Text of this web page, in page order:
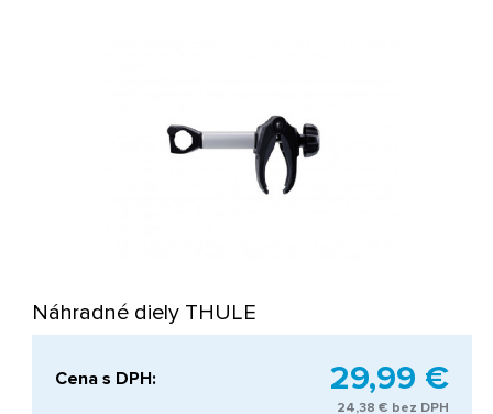
Náhradné diely THULE
Cena s DPH: 29,99 €
24,38 € bez DPH